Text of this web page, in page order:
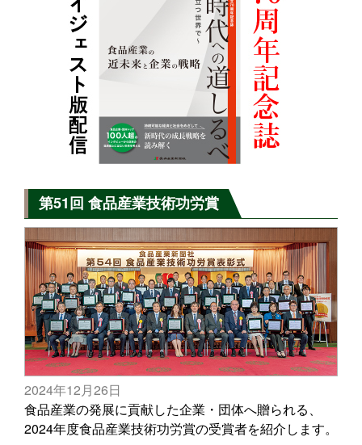
第51回 食品産業技術功労賞
2024年12月26日
食品産業の発展に貢献した企業・団体へ贈られる、
2024年度食品産業技術功労賞の受賞者を紹介します。